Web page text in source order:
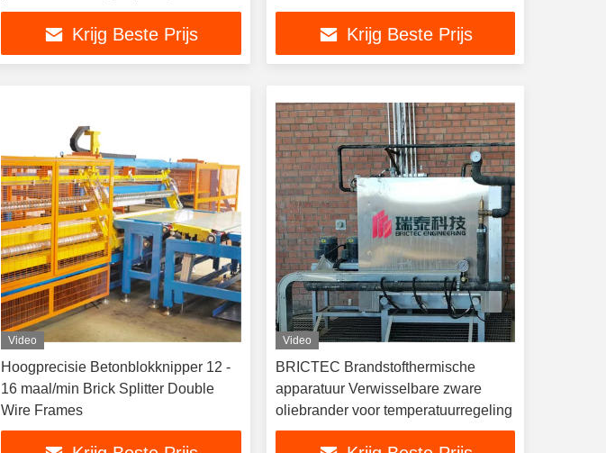
Krijg Beste Prijs Krijg Beste Prijs
Video
Hoogprecisie Betonblokknipper 12 -
16 maal/min Brick Splitter Double
Wire Frames
Video
BRICTEC Brandstofthermische
apparatuur Verwisselbare zware
oliebrander voor temperatuurregeling